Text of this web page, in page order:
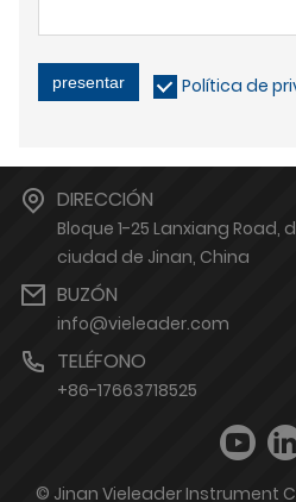
presentar Política de
DIRECCIÓN
Bloque 1-25 Lanxiang Road,
ciudad de Jinan, China
BUZÓN
info@vieleader.com
TELÉFONO
+86-17663718525
© Jinan Vieleader Instrument